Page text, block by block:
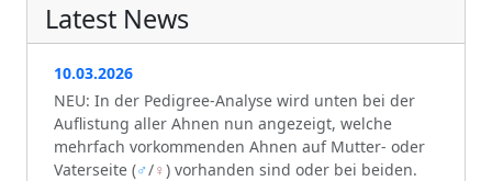
Latest News
10.03.2026
NEU: In der Pedigree-Analyse wird unten bei der
Auflistung aller Ahnen nun angezeigt, welche
mehrfach vorkommenden Ahnen auf Mutter- oder
Vaterseite (♂/♀ ) vorhanden sind oder bei beiden.